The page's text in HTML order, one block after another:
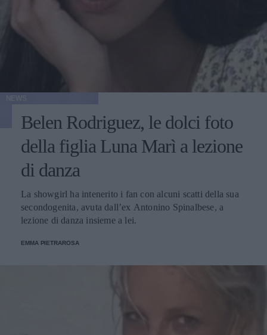
Belen Rodriguez, le dolci foto
della figlia Luna Marì a lezione
di danza
La showgirl ha intenerito i fan con alcuni scatti della sua
secondogenita, avuta dall’ex Antonino Spinalbese, a
lezione di danza insieme a lei.
EMMA PIETRAROSA